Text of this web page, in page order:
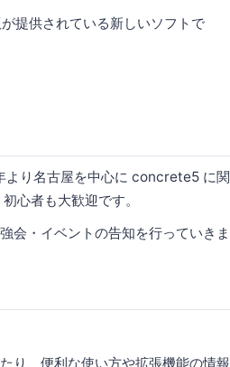
提供されている新しいソフトで
より名古屋を中心に concrete5 に関
心者も大歓迎です。
会・イベントの告知を行っていきま
り、便利な使い方や拡張機能の情報